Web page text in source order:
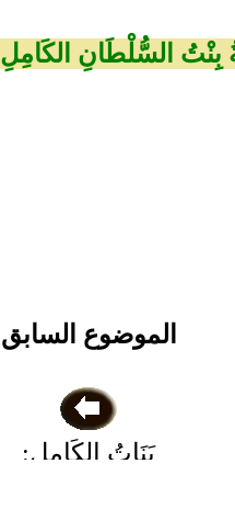
بِنْتُ السُّلْطَانِ الكَامِلِ
الموضوع السابق
بَنَاتُ الكَامِلِ: